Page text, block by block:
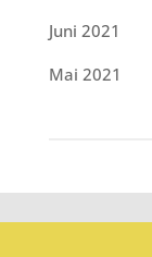
Juni 2021
Mai 2021